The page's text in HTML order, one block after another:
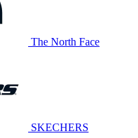
The North Face
SKECHERS